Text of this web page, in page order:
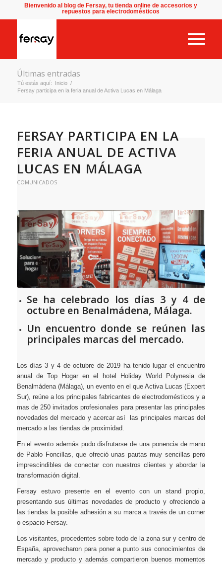
Bienvenido al blog de Fersay, tu tienda online de accesorios y
repuestos para electrodomésticos
Últimas entradas
Tú estás aquí: Inicio /
Fersay participa en la feria anual de Activa Lucas en Málaga
FERSAY PARTICIPA EN LA
FERIA ANUAL DE ACTIVA
LUCAS EN MÁLAGA
COMUNICADOS
Se ha celebrado los días 3 y 4 de
octubre en Benalmádena, Málaga.
Un encuentro donde se reúnen las
principales marcas del mercado.
Los días 3 y 4 de octubre de 2019 ha tenido lugar el encuentro
anual de Top Hogar en el hotel Holiday World Polynesia de
Benalmádena (Málaga), un evento en el que Activa Lucas (Expert
Sur), reúne a los principales fabricantes de electrodomésticos y a
mas de 250 invitados profesionales para presentar las principales
novedades del mercado y acercar así las principales marcas del
mercado a las tiendas de proximidad.
En el evento además pudo disfrutarse de una ponencia de mano
de Pablo Foncillas, que ofreció unas pautas muy sencillas pero
imprescindibles de conectar con nuestros clientes y abordar la
transformación digital.
Fersay estuvo presente en el evento con un stand propio,
presentando sus últimas novedades de producto y ofreciendo a
las tiendas la posible adhesión a su marca a través de un corner
o espacio Fersay.
Los visitantes, procedentes sobre todo de la zona sur y centro de
España, aprovecharon para poner a punto sus conocimientos de
mercado y producto y además compartieron buenos momentos